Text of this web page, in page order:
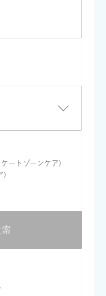
ートゾーンケア)
)